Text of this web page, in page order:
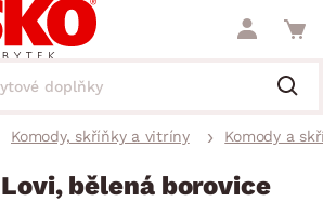
Komody, skříňky a vitríny Komody a
bělená borovice